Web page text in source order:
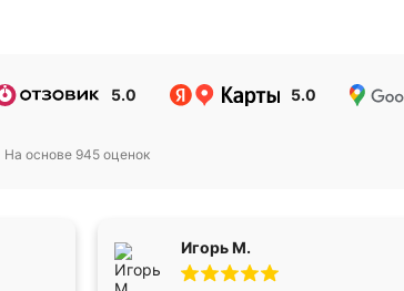
5.0 5.0
На основе 945 оценок
Игорь М.